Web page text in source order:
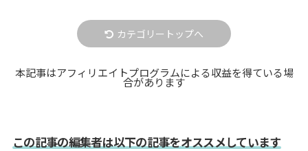
カテゴリートップへ
本記事はアフィリエイトプログラムによる収益を得ている場
合があります
この記事の編集者は以下の記事をオススメしています